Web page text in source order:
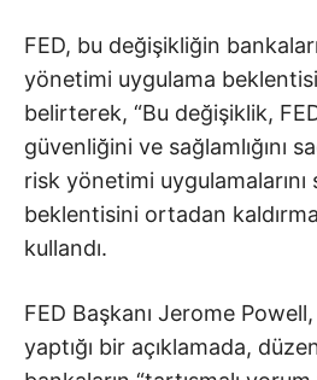
FED, bu değişikliğin
yönetimi uygulama
belirterek, “Bu değişiklik,
güvenliğini ve sağlamlığını
risk yönetimi uygulamalarını
beklentisini ortadan
kullandı.
FED Başkanı Jerome
yaptığı bir açıklamada,